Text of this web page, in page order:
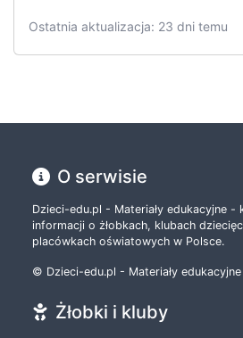
Ostatnia aktualizacja: 23 dni temu
O serwisie
Dzieci-edu.pl - Materiały edukacyjne -
informacji o żłobkach, klubach
placówkach oświatowych w Polsce.
© Dzieci-edu.pl - Materiały
Żłobki i kluby